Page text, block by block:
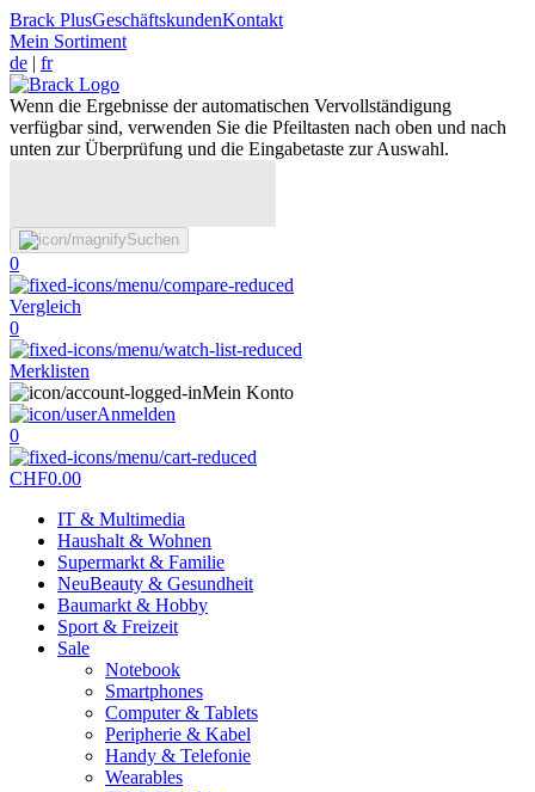
Brack PlusGeschäftskundenKontakt
Mein Sortiment
de | fr
Wenn die Ergebnisse der automatischen Vervollständigung
verfügbar sind, verwenden Sie die Pfeiltasten nach oben und nach
unten zur Überprüfung und die Eingabetaste zur Auswahl.
Suchen
0
Vergleich
0
Merklisten
Mein Konto
Anmelden
0
CHF0.00
IT & Multimedia
Haushalt & Wohnen
Supermarkt & Familie
NeuBeauty & Gesundheit
Baumarkt & Hobby
Sport & Freizeit
Sale
Notebook
Smartphones
Computer & Tablets
Peripherie & Kabel
Handy & Telefonie
Wearables